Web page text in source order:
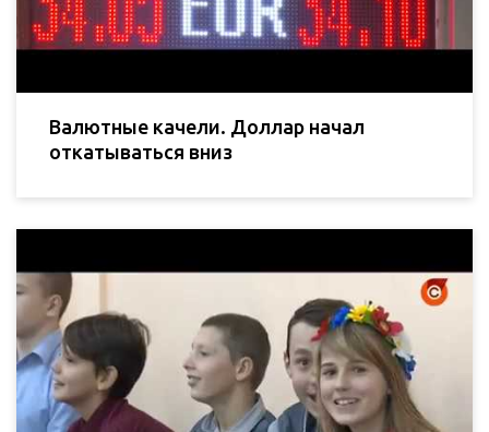
Валютные качели. Доллар начал
откатываться вниз